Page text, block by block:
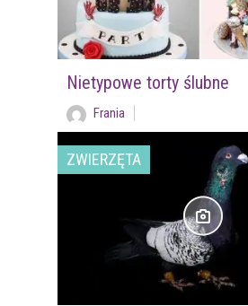
Nietypowe torty ślubne
Frania
ZWIERZĘTA